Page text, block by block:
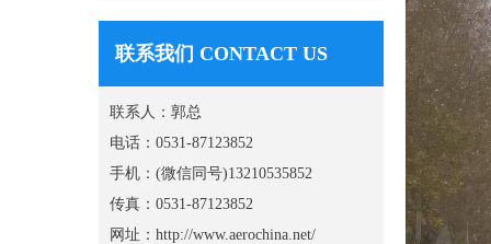
联系我们 CONTACT US
联系人：郭总
电话：0531-87123852
手机：(微信同号)13210535852
传真：0531-87123852
网址：http://www.aerochina.net/